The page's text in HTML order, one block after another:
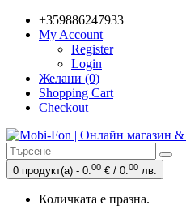
+359886247933
My Account
Register
Login
Желани (0)
Shopping Cart
Checkout
0 продукт(а) - 0.00 € / 0.00 лв.
Количката е празна.